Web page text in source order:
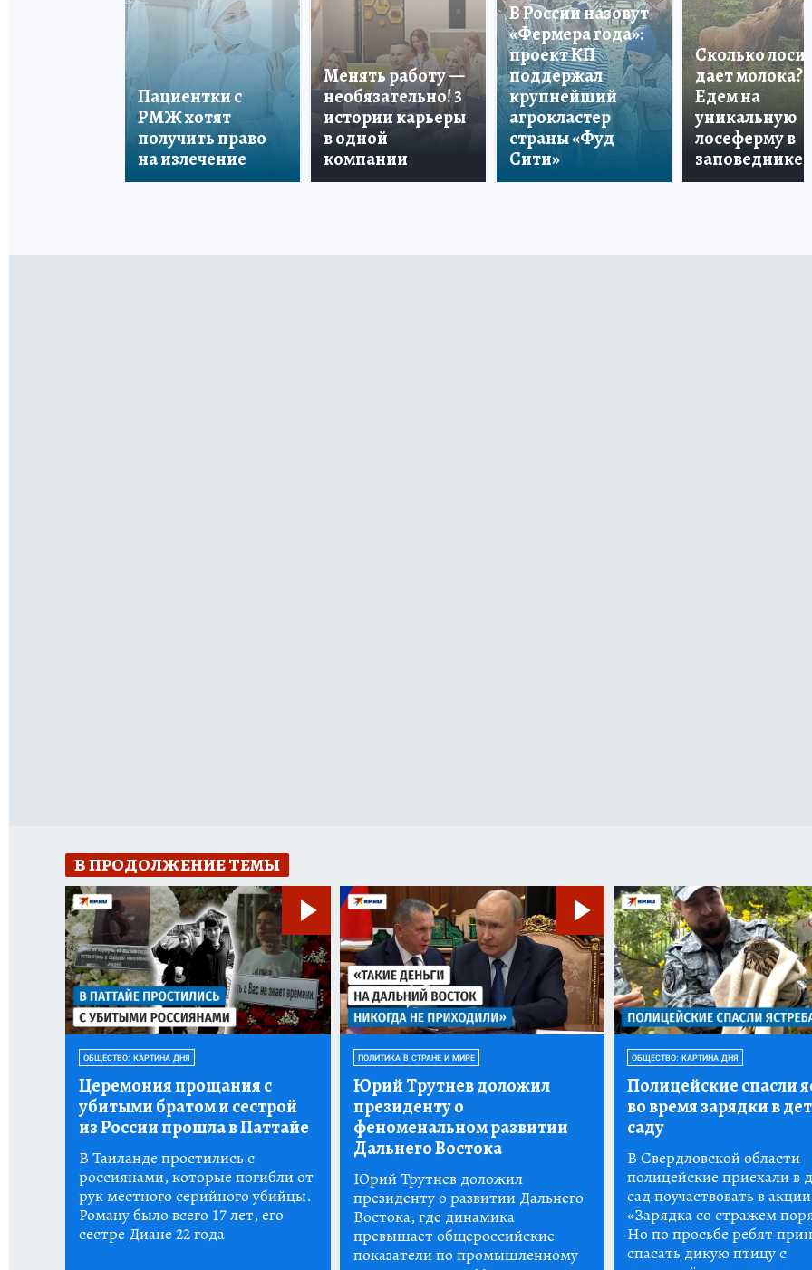
Пациентки с
РМЖ хотят
получить право
на излечение
Менять работу —
необязательно! 3
истории карьеры
в одной
компании
В России назовут
«Фермера года»:
проект КП
поддержал
крупнейший
агрокластер
страны «Фуд
Сити»
Сколько лосиха
дает молока?
Едем на
уникальную
лосеферму в
заповеднике!
В ПРОДОЛЖЕНИЕ ТЕМЫ
ОБЩЕСТВО: КАРТИНА ДНЯ
Церемония прощания с
убитыми братом и сестрой
из России прошла в Паттайе
В Таиланде простились с
россиянами, которые погибли от
рук местного серийного убийцы.
Роману было всего 17 лет, его
сестре Диане 22 года
ПОЛИТИКА В СТРАНЕ И МИРЕ
Юрий Трутнев доложил
президенту о
феноменальном развитии
Дальнего Востока
Юрий Трутнев доложил
президенту о развитии Дальнего
Востока, где динамика
превышает общероссийские
показатели по промышленному
ОБЩЕСТВО: КАРТИНА ДНЯ
Полицейские спасли
во время зарядки в
саду
В Свердловской области
полицейские приехали в
сад поучаствовать в акции
«Зарядка со стражем
Но по просьбе ребят
спасать дикую птицу с